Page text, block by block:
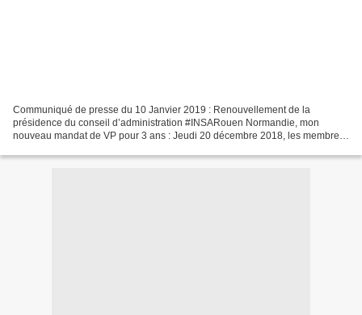
Communiqué de presse du 10 Janvier 2019 : Renouvellement de la
présidence du conseil d’administration #INSARouen Normandie, mon
nouveau mandat de VP pour 3 ans : Jeudi 20 décembre 2018, les membres